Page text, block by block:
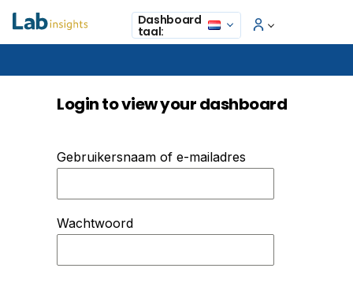
Dashboard
taal:
Login to view your dashboard
Gebruikersnaam of e-mailadres
Wachtwoord